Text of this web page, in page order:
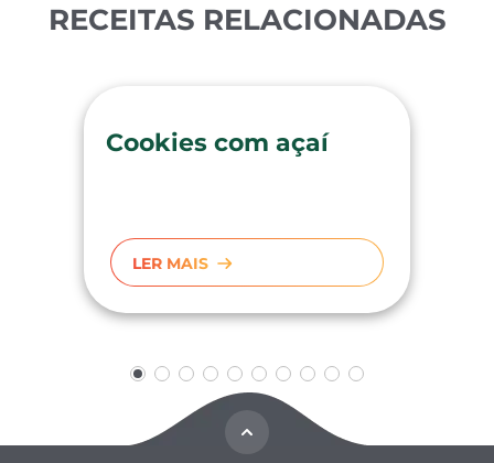
RECEITAS RELACIONADAS
Cookies com açaí
LER MAIS